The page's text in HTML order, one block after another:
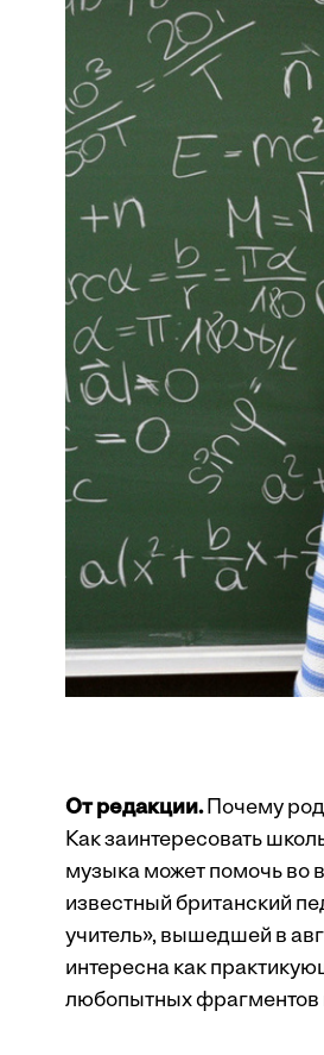
От редакции.Почему
Как заинтересовать
музыка может помочь во
известный британский
учитель», вышедшей в
интересна как
любопытных фрагментов